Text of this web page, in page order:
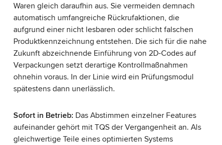
Waren gleich daraufhin aus. Sie vermeiden demnach
automatisch umfangreiche Rückrufaktionen, die
aufgrund einer nicht lesbaren oder schlicht falschen
Produktkennzeichnung entstehen. Die sich für die nahe
Zukunft abzeichnende Einführung von 2D-Codes auf
Verpackungen setzt derartige Kontrollmaßnahmen
ohnehin voraus. In der Linie wird ein Prüfungsmodul
spätestens dann unerlässlich.
Sofort in Betrieb: Das Abstimmen einzelner Features
aufeinander gehört mit TQS der Vergangenheit an. Als
gleichwertige Teile eines optimierten Systems